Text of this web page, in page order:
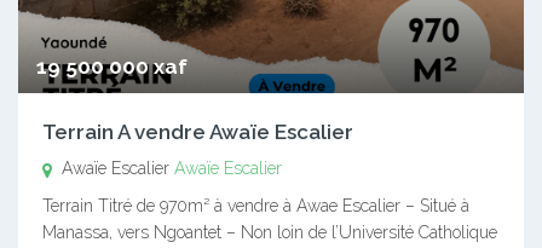
19 500 000 xaf
Terrain A vendre Awaïe Escalier
Awaïe Escalier Awaïe Escalier
Terrain Titré de 970m² à vendre à Awae Escalier – Situé à
Manassa, vers Ngoantet – Non loin de l’Université Catholique